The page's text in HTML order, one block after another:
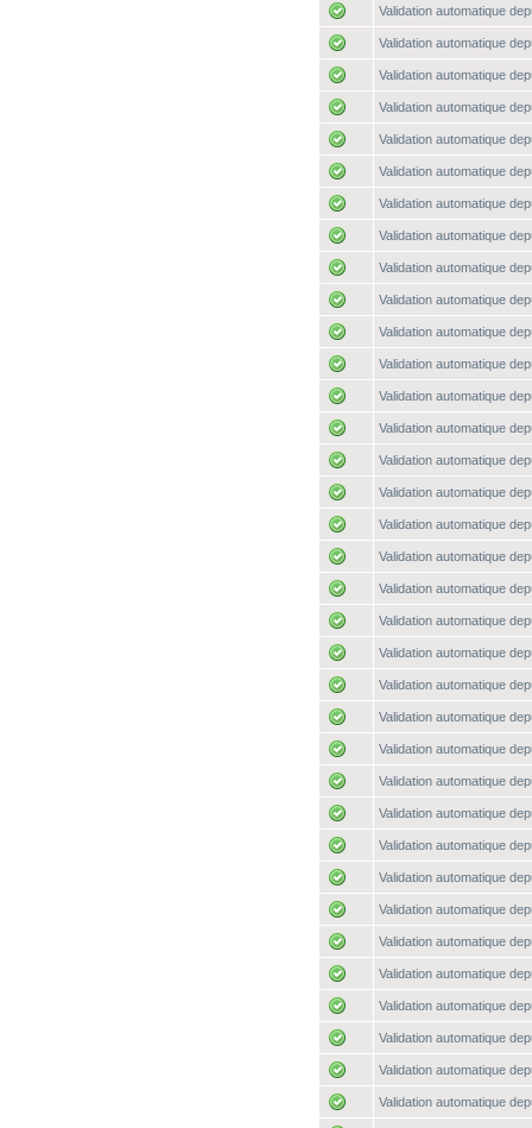
Validation automatique
Validation automatique
Validation automatique
Validation automatique
Validation automatique
Validation automatique
Validation automatique
Validation automatique
Validation automatique
Validation automatique
Validation automatique
Validation automatique
Validation automatique
Validation automatique
Validation automatique
Validation automatique
Validation automatique
Validation automatique
Validation automatique
Validation automatique
Validation automatique
Validation automatique
Validation automatique
Validation automatique
Validation automatique
Validation automatique
Validation automatique
Validation automatique
Validation automatique
Validation automatique
Validation automatique
Validation automatique
Validation automatique
Validation automatique
Validation automatique